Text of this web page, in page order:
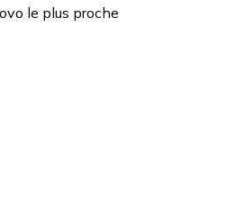
le plus proche